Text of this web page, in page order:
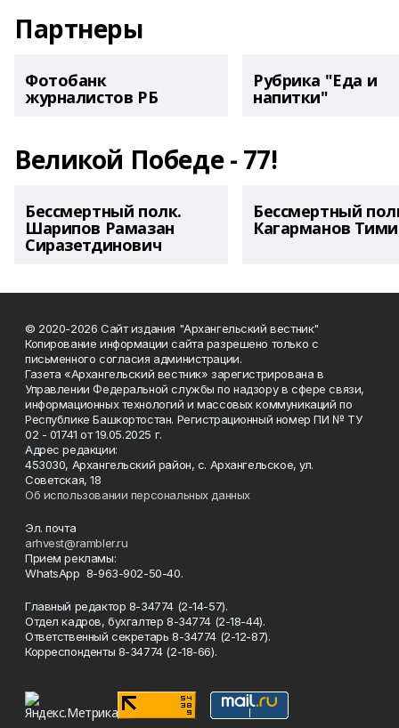
Партнеры
Фотобанк
журналистов РБ
Рубрика "Еда и
напитки"
Великой Победе - 77!
Бессмертный полк.
Шарипов Рамазан
Сиразетдинович
Бессмертный
Кагарманов
© 2020-2026 Сайт издания "Архангельский вестник"
Копирование информации сайта разрешено только с
письменного согласия администрации.
Газета «Архангельский вестник» зарегистрирована в
Управлении Федеральной службы по надзору в сфере связи,
информационных технологий и массовых коммуникаций по
Республике Башкортостан. Регистрационный номер ПИ № ТУ
02 - 01741 от 19.05.2025 г.
Адрес редакции:
453030, Архангельский район, с. Архангельское, ул.
Советская, 18
Об использовании персональных данных
Эл. почта
arhvest@rambler.ru
Прием рекламы:
WhatsApp 8-963-902-50-40.
Главный редактор 8-34774 (2-14-57).
Отдел кадров, бухгалтер 8-34774 (2-18-44).
Ответственный секретарь 8-34774 (2-12-87).
Корреспонденты 8-34774 (2-18-66).